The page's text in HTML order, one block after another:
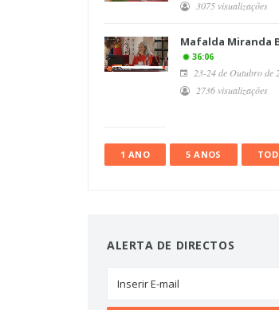
3075 visualizações
Mafalda Miranda
36:06
23-24 de Outubro de
2736 visualizações
1 ANO 5 ANOS
ALERTA DE DIRECTOS